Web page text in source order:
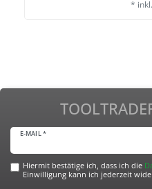
*
E-MAIL *
Hiermit bestätige ich, dass ich die
Einwilligung kann ich jederzeit